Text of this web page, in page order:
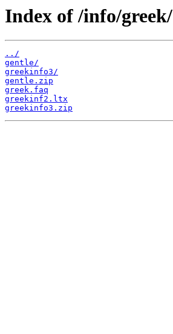
Index of /info/greek/
../
gentle/
greekinfo3/
gentle.zip
greek.faq
greekinf2.ltx
greekinfo3.zip